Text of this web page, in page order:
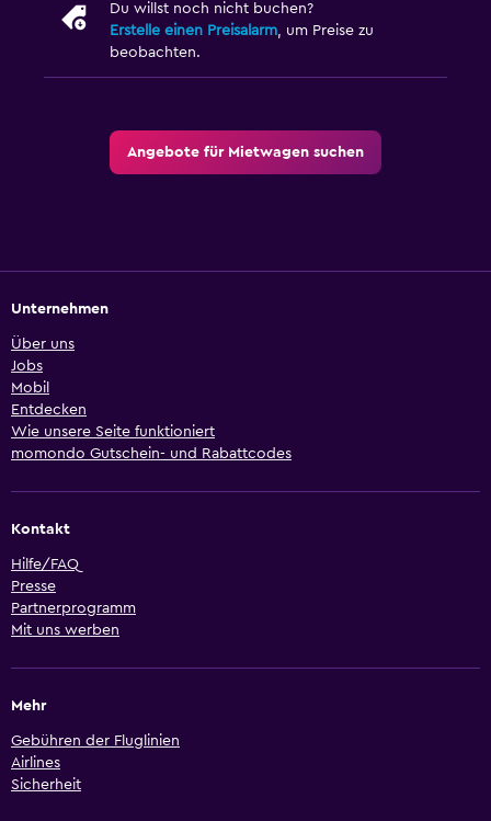
Du willst noch nicht buchen?
Erstelle einen Preisalarm, um Preise zu
beobachten.
Angebote für Mietwagen suchen
Unternehmen
Über uns
Jobs
Mobil
Entdecken
Wie unsere Seite funktioniert
momondo Gutschein- und Rabattcodes
Kontakt
Hilfe/FAQ
Presse
Partnerprogramm
Mit uns werben
Mehr
Gebühren der Fluglinien
Airlines
Sicherheit